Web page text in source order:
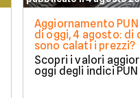
Aggiornamento PUN
di oggi, 4 agosto: di
sono calati i prezzi?
Scopri i valori
oggi degli indici PUN